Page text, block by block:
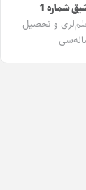
شماره 1
و تحصیل